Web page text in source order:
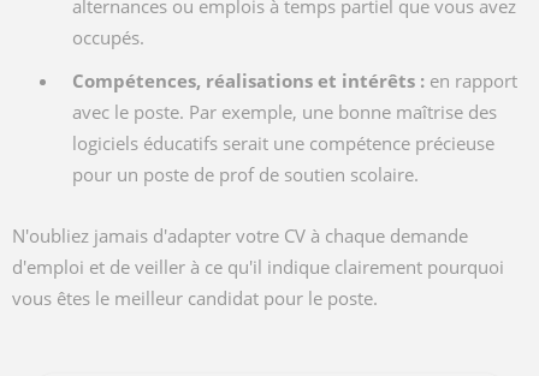
alternances ou emplois à temps partiel que vous avez
occupés.
Compétences, réalisations et intérêts : en rapport
avec le poste. Par exemple, une bonne maîtrise des
logiciels éducatifs serait une compétence précieuse
pour un poste de prof de soutien scolaire.
N'oubliez jamais d'adapter votre CV à chaque demande
d'emploi et de veiller à ce qu'il indique clairement pourquoi
vous êtes le meilleur candidat pour le poste.